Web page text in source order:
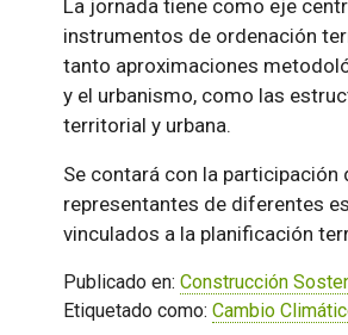
La jornada tiene como eje
instrumentos de ordenación
tanto aproximaciones
y el urbanismo, como las
territorial y urbana.
Se contará con la
representantes de diferentes
vinculados a la planificación
Publicado en: Construcción
Etiquetado como: Cambio